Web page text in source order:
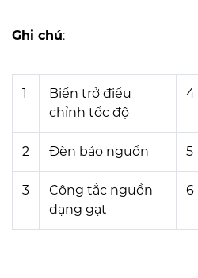
Ghi chú:
1
Biến trở điều
chỉnh tốc độ
4
2 Đèn báo nguồn 5
3
Công tắc nguồn
dạng gạt
6